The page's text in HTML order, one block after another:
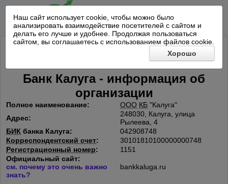
Наш сайт использует cookie, чтобы можно было
анализировать взаимодействие посетителей с сайтом и
делать его лучше и удобнее. Продолжая пользоваться
сайтом, вы соглашаетесь с использованием файлов cookie.
Хорошо
Банк Калуга - информация об
организации
Полное наименование: ООО КБ "Калуга"
Адрес:
248030, Калуга, улица
Рылеева, 4
БИК банка Калуга:
042908748
Корреспондентский счет:
30101810100000000748
Регистрационный номер:
1151
Официальный сайт:
см. почему это очень важно
знать?
bankkaluga.ru